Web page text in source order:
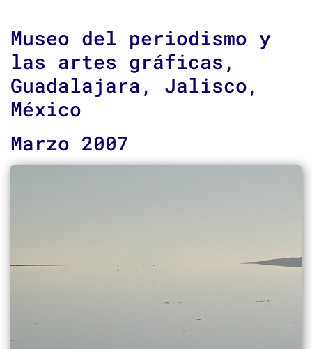
Museo del periodismo y
las artes gráficas,
Guadalajara, Jalisco,
México
Marzo 2007